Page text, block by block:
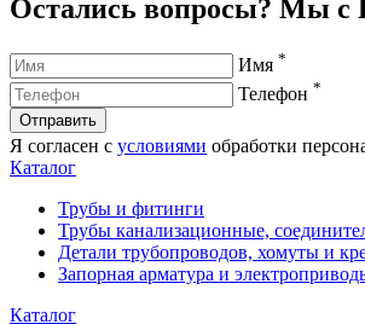
Остались вопросы? Мы с
Имя *
Телефон *
Отправить
Я согласен с условиями обработки
Каталог
Трубы и фитинги
Трубы канализационные,
Детали трубопроводов, хомуты и
Запорная арматура и
Каталог